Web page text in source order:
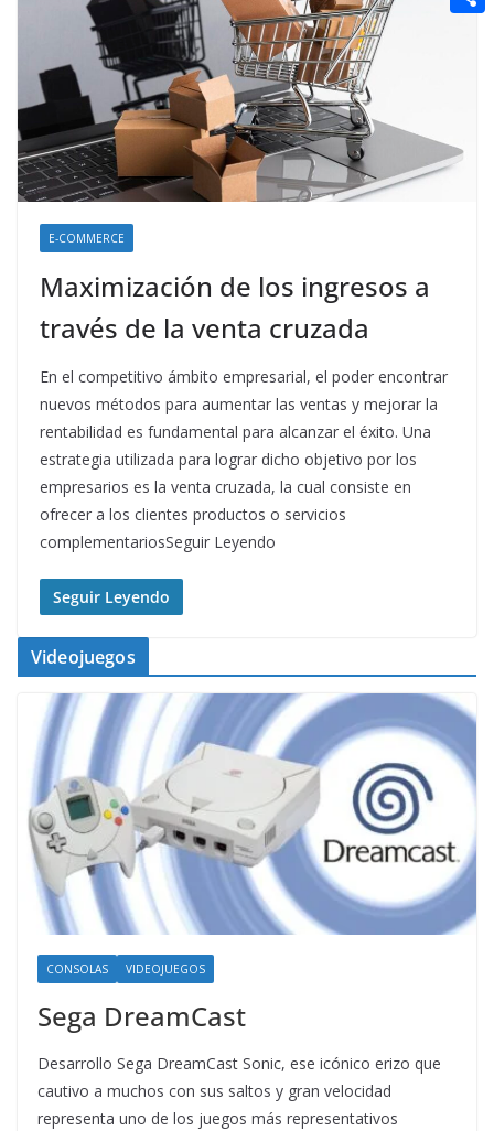
E-COMMERCE
Maximización de los ingresos a
través de la venta cruzada
En el competitivo ámbito empresarial, el poder encontrar
nuevos métodos para aumentar las ventas y mejorar la
rentabilidad es fundamental para alcanzar el éxito. Una
estrategia utilizada para lograr dicho objetivo por los
empresarios es la venta cruzada, la cual consiste en
ofrecer a los clientes productos o servicios
complementariosSeguir Leyendo
Seguir Leyendo
Videojuegos
CONSOLAS VIDEOJUEGOS
Sega DreamCast
Desarrollo Sega DreamCast Sonic, ese icónico erizo que
cautivo a muchos con sus saltos y gran velocidad
representa uno de los juegos más representativos
n
s
a
t
a